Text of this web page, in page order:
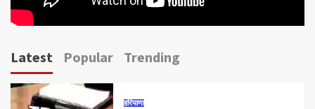
Latest Popular Trending
हरियाणा